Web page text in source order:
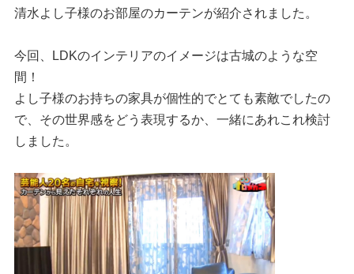
清水よし子様のお部屋のカーテンが紹介されました。
今回、LDKのインテリアのイメージは古城のような空
間！
よし子様のお持ちの家具が個性的でとても素敵でしたの
で、その世界感をどう表現するか、一緒にあれこれ検討
しました。